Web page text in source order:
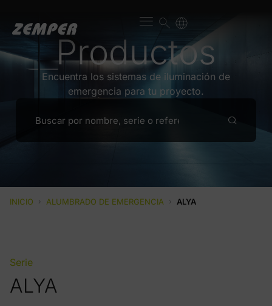
Productos
Encuentra los sistemas de iluminación de
emergencia para tu proyecto.
INICIO › ALUMBRADO DE EMERGENCIA › ALYA
Serie
ALYA